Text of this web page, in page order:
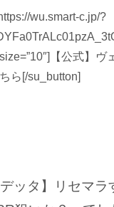
wu.smart-c.jp/?
size=”10″]【公式】
ら[/su_button]
ッタ】リセマラ